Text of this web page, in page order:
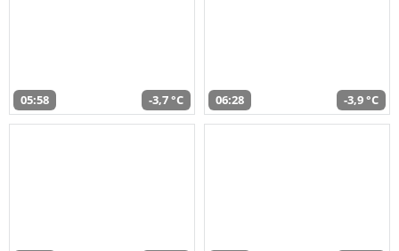
05:58 -3,7 °C 06:28 -3,9 °C